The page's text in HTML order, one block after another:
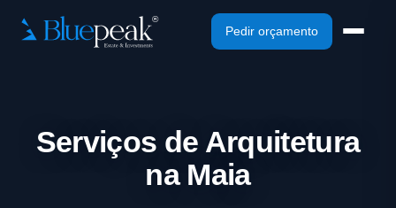
Pedir orçamento
Serviços de Arquitetura
na Maia